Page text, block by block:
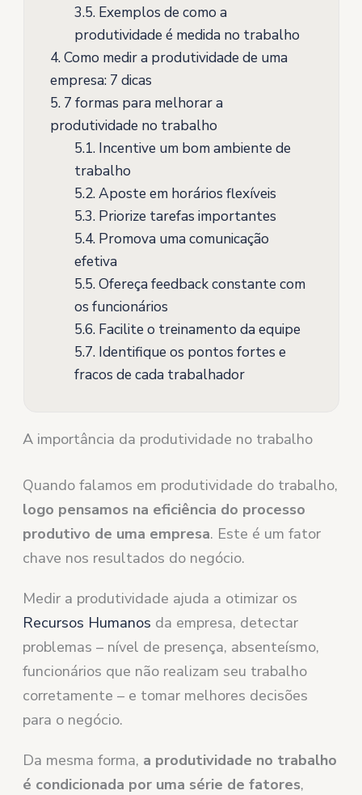
3.5.Exemplos de como a
produtividade é medida no trabalho
4.Como medir a produtividade de uma
empresa: 7 dicas
5.7 formas para melhorar a
produtividade no trabalho
5.1.Incentive um bom ambiente de
trabalho
5.2.Aposte em horários flexíveis
5.3.Priorize tarefas importantes
5.4.Promova uma comunicação
efetiva
5.5.Ofereça feedback constante com
os funcionários
5.6.Facilite o treinamento da equipe
5.7.Identifique os pontos fortes e
fracos de cada trabalhador
A importância da produtividade no trabalho
Quando falamos em produtividade do trabalho,
logo pensamos na eficiência do processo
produtivo de uma empresa. Este é um fator
chave nos resultados do negócio.
Medir a produtividade ajuda a otimizar os
Recursos Humanos da empresa, detectar
problemas – nível de presença, absenteísmo,
funcionários que não realizam seu trabalho
corretamente – e tomar melhores decisões
para o negócio.
Da mesma forma, a produtividade no trabalho
é condicionada por uma série de fatores,